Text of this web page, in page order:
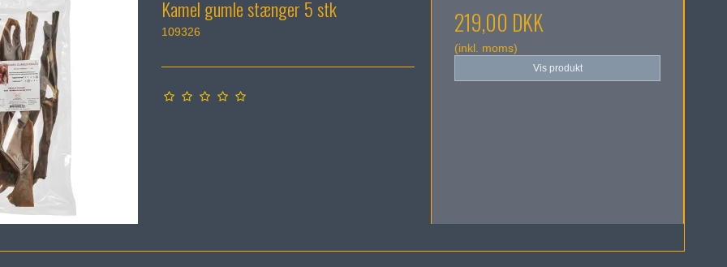
Kamel gumle stænger 5 stk
109326 219,00 DKK
(inkl. moms)
Vis produkt